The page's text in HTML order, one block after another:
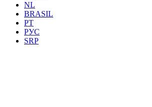
NL
BRASIL
PT
РУС
SRP